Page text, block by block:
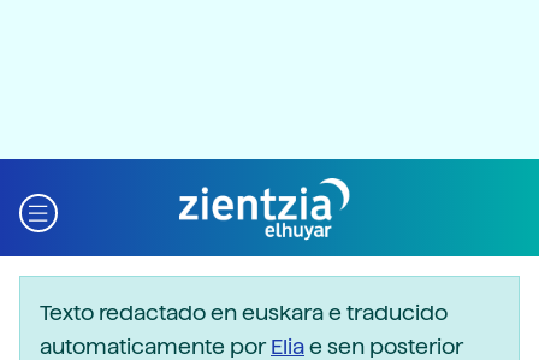
Texto redactado en euskara e traducido
automaticamente porEliae sen posterior